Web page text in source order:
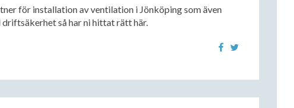
för installation av ventilation i Jönköping som även
så har ni hittat rätt här.